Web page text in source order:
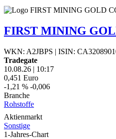
FIRST MINING
WKN: A2JBPS | ISIN:
Tradegate
10.08.26 | 10:17
0,451 Euro
-1,21 % -0,006
Branche
Rohstoffe
Aktienmarkt
Sonstige
1-Jahres-Chart